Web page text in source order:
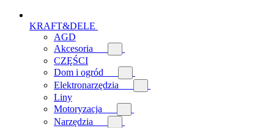
KRAFT&DELE
AGD
Akcesoria
CZĘŚCI
Dom i ogród
Elektronarzędzia
Liny
Motoryzacja
Narzędzia